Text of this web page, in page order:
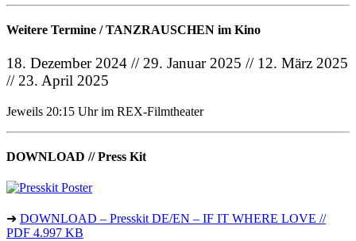
Weitere Termine / TANZRAUSCHEN im Kino
18. Dezember 2024 // 29. Januar 2025 // 12. März 2025
// 23. April 2025
Jeweils 20:15 Uhr im REX-Filmtheater
DOWNLOAD // Press Kit
➜ DOWNLOAD – Presskit DE/EN – IF IT WHERE LOVE //
PDF 4.997 KB